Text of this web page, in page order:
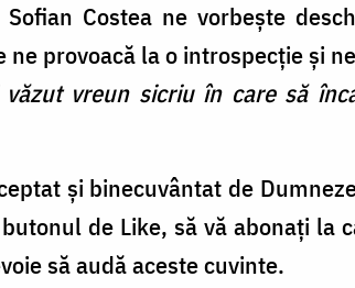
Costea ne vorbește
provoacă la o introspecție și
vreun sicriu în care să
și binecuvântat de
de Like, să vă abonați la
să audă aceste cuvinte.